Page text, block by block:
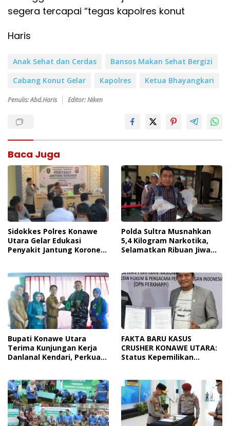
segera tercapai “tegas kapolres konut
Haris
Anak Sehat dan Cerdas
Bansos Makan Sehat Bergizi
Cabang Konut Gelar
Kapolres Ketua Bhayangkari
Penulis: Abd.Haris Editor: Niken
Baca Juga
Sidokkes Polres Konawe
Utara Gelar Edukasi
Penyakit Jantung Koroner,
Hidup Sehat
Polda Sultra Musnahkan
5,4 Kilogram Narkotika,
Selamatkan Ribuan Jiwa
Bupati Konawe Utara
Terima Kunjungan Kerja
Danlanal Kendari, Perkuat
FAKTA BARU KASUS
CRUSHER KONAWE UTARA:
Status Kepemilikan
Tersangka Dr. Ruksamin
Dinilai Prematur